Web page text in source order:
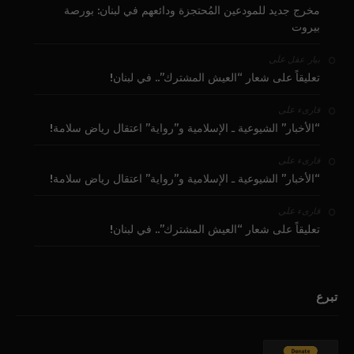
مخرج جديد للمودعين المُحتجزة ودائعهم في لبنان: بورصة
بيروت
بيار عقل على
تعليقاً على شعار “العيش المشترك”.. في لبنان!
قارىء على
“الأخبار” الشيوعية ـ الإسلامية و”رواية” اعتقال رياض سلامة!
قارىء على
“الأخبار” الشيوعية ـ الإسلامية و”رواية” اعتقال رياض سلامة!
قارىء على
تعليقاً على شعار “العيش المشترك”.. في لبنان!
تبرع